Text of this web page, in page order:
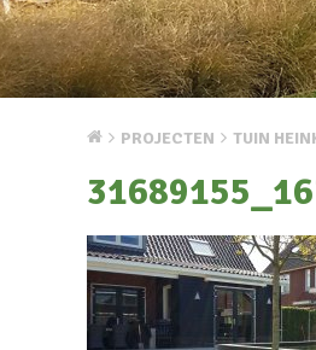
PROJECTEN TUIN